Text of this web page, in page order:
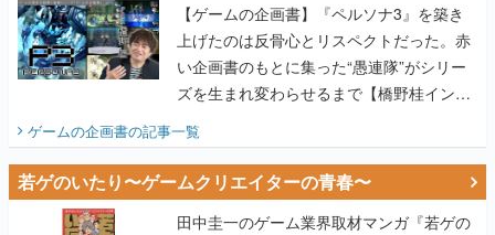
【ゲームの企画書】『ペルソナ3』を築き
上げたのは反骨心とリスペクトだった。赤
い企画書のもとに集った“愚連隊”がシリー
ズを生まれ変わらせるまで【橋野桂インタ
ゲームの企画書の記事一覧
若ゲのいたり〜ゲームクリエイターの青春〜
田中圭一のゲーム業界取材マンガ『若ゲの